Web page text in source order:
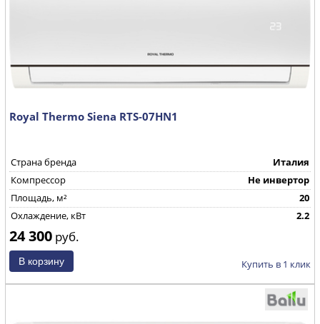
Royal Thermo Siena RTS-07HN1
Страна бренда
Италия
Компрессор
Не инвертор
Площадь, м²
20
Охлаждение, кВт
2.2
24 300 руб.
Купить в 1 клик